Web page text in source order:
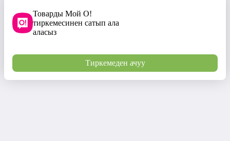
Товарды Мой О!
тиркемесинен сатып ала
аласыз
Тиркемеден ачуу